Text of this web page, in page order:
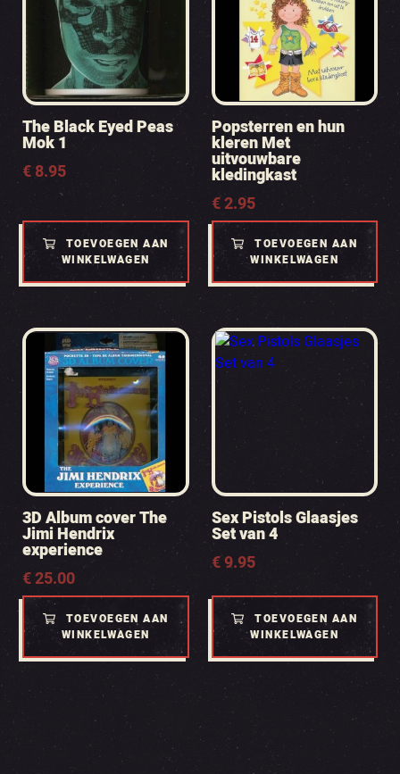
The Black Eyed Peas
Mok 1
€8.95
TOEVOEGEN AAN
WINKELWAGEN
Popsterren en hun
kleren Met
uitvouwbare
kledingkast
€2.95
TOEVOEGEN AAN
WINKELWAGEN
3D Album cover The
Jimi Hendrix
experience
€25.00
TOEVOEGEN AAN
WINKELWAGEN
Sex Pistols Glaasjes
Set van 4
€9.95
TOEVOEGEN AAN
WINKELWAGEN